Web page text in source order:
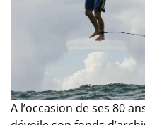
A l’occasion de ses 80